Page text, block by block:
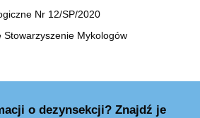
Nr 12/SP/2020
Stowarzyszenie Mykologów
o dezynsekcji? Znajdź je